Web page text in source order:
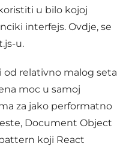
u bilo kojoj
interfejs. Ovdje, se
u.
od relativno malog seta
moc u samoj
za jako performatno
Document Object
koji React